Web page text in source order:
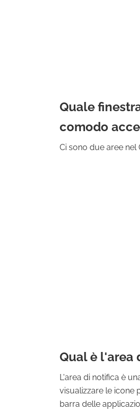
Quale
comodo
Ci sono due aree nel
Qual è l'area
L'area di notifica è
visualizzare le icone
barra delle